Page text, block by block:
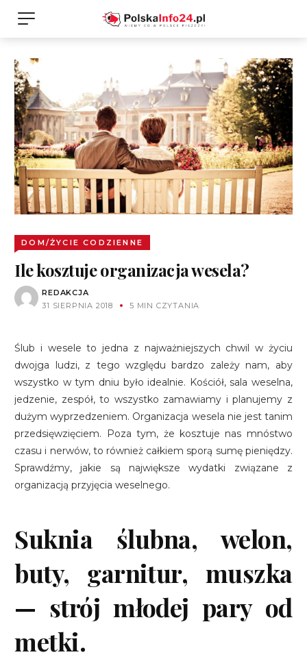
DOM/ŻYCIE CODZIENNE
Ile kosztuje organizacja wesela?
REDAKCJA
31 SIERPNIA 2018
5 MIN CZYTANIA
Ślub i wesele to jedna z najważniejszych chwil w życiu
dwojga ludzi, z tego względu bardzo zależy nam, aby
wszystko w tym dniu było idealnie. Kościół, sala weselna,
jedzenie, zespół, to wszystko zamawiamy i planujemy z
dużym wyprzedzeniem. Organizacja wesela nie jest tanim
przedsięwzięciem. Poza tym, że kosztuje nas mnóstwo
czasu i nerwów, to również całkiem sporą sumę pieniędzy.
Sprawdźmy, jakie są największe wydatki związane z
organizacją przyjęcia weselnego.
Suknia ślubna, welon,
buty, garnitur, muszka
— strój młodej pary od
metki.